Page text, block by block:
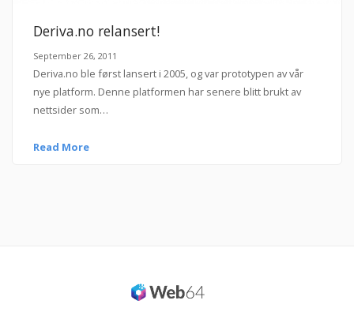
Deriva.no relansert!
September 26, 2011
Deriva.no ble først lansert i 2005, og var prototypen av vår
nye platform. Denne platformen har senere blitt brukt av
nettsider som…
Read More